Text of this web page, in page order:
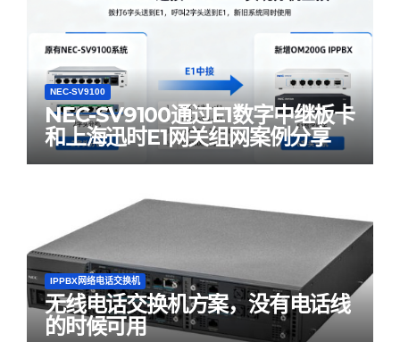
NEC-SV9100
NEC-SV9100通过E1数字中继板卡
和上海迅时E1网关组网案例分享
IPPBX网络电话交换机
无线电话交换机方案，没有电话线
的时候可用